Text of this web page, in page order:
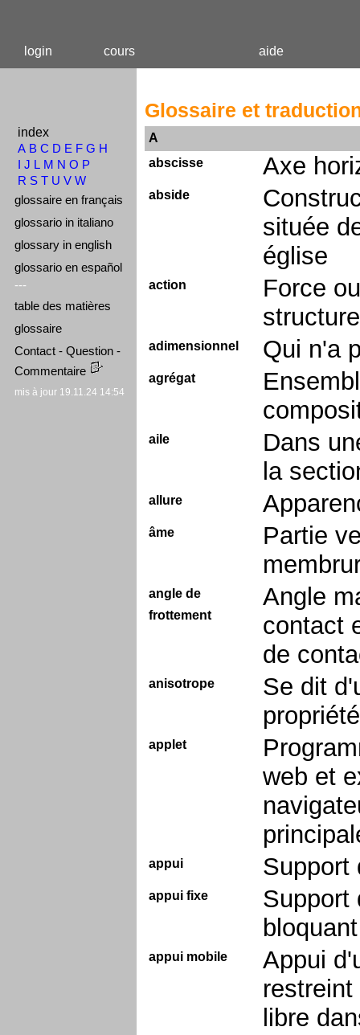
login cours aide
index
A B C D E F G H
I J L M N O P
R S T U V W
glossaire en français
glossario in italiano
glossary in english
glossario en español
---
table des matières
glossaire
Contact - Question -
Commentaire
mis à jour 19.11.24 14:54
Glossaire et
A
abscisse
Axe
abside
située
église
action
Force
structure
adimensionnel Qui n'a
agrégat
aile
Dans
la
allure
âme
Partie
angle de
frottement
Angle
contact
de
anisotrope
Se dit
applet
web et
appui Support
appui fixe
Support
appui mobile
Appui
libre